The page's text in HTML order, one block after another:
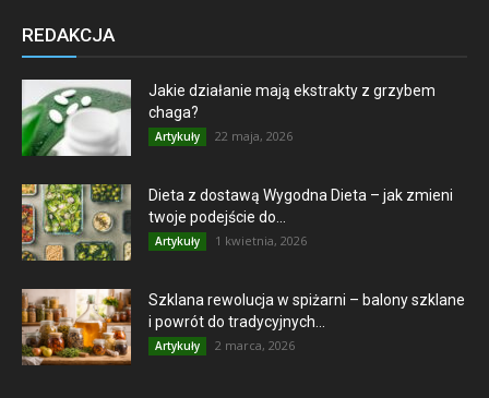
REDAKCJA
Jakie działanie mają ekstrakty z grzybem
chaga?
Artykuły 22 maja, 2026
Dieta z dostawą Wygodna Dieta – jak zmieni
twoje podejście do...
Artykuły 1 kwietnia, 2026
Szklana rewolucja w spiżarni – balony szklane
i powrót do tradycyjnych...
Artykuły 2 marca, 2026